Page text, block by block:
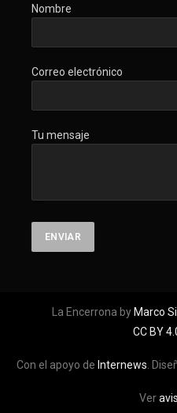
Nombre
Correo electrónico
Tu mensaje
La Encerrona by Marco
CC BY
Con el apoyo de Internews.
Ver